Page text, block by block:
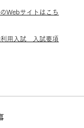
Webサイトはこち
利用入試 入試要項